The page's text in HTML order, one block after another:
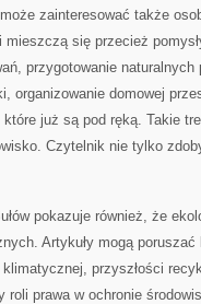
zainteresować także
mieszczą się przecież
przygotowanie
organizowanie domowej
które już są pod ręką. Takie
Czytelnik nie tylko
pokazuje również, że
Artykuły mogą
przyszłości
roli prawa w ochronie